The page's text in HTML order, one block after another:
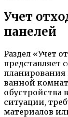
Учет
панелей
Раздел «Учет
представляет
планирования
ванной
обустройства
ситуации,
материалов